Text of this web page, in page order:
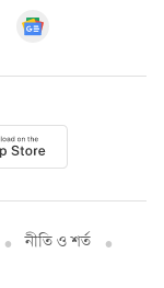
নীতি ও শর্ত